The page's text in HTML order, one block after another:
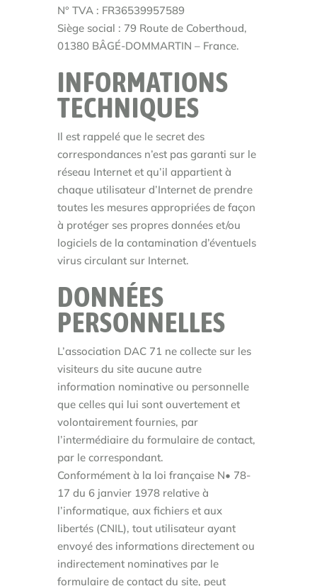
N° TVA : FR36539957589
Siège social : 79 Route de Coberthoud,
01380 BÂGÉ-DOMMARTIN – France.
INFORMATIONS
TECHNIQUES
Il est rappelé que le secret des
correspondances n’est pas garanti sur le
réseau Internet et qu’il appartient à
chaque utilisateur d’Internet de prendre
toutes les mesures appropriées de façon
à protéger ses propres données et/ou
logiciels de la contamination d’éventuels
virus circulant sur Internet.
DONNÉES
PERSONNELLES
L’association DAC 71 ne collecte sur les
visiteurs du site aucune autre
information nominative ou personnelle
que celles qui lui sont ouvertement et
volontairement fournies, par
l’intermédiaire du formulaire de contact,
par le correspondant.
Conformément à la loi française N• 78-
17 du 6 janvier 1978 relative à
l’informatique, aux fichiers et aux
libertés (CNIL), tout utilisateur ayant
envoyé des informations directement ou
indirectement nominatives par le
formulaire de contact du site, peut